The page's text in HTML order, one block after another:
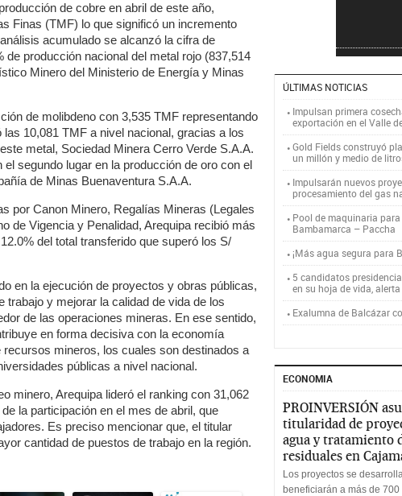
de cobre en abril de este año,
Finas (TMF) lo que significó un incremento
acumulado se alcanzó la cifra de
de producción nacional del metal rojo (837,514
Minero del Ministerio de Energía y Minas
de molibdeno con 3,535 TMF representando
10,081 TMF a nivel nacional, gracias a los
metal, Sociedad Minera Cerro Verde S.A.A.
segundo lugar en la producción de oro con el
de Minas Buenaventura S.A.A.
por Canon Minero, Regalías Mineras (Legales
de Vigencia y Penalidad, Arequipa recibió más
del total transferido que superó los S/
en la ejecución de proyectos y obras públicas,
trabajo y mejorar la calidad de vida de los
de las operaciones mineras. En ese sentido,
en forma decisiva con la economía
mineros, los cuales son destinados a
públicas a nivel nacional.
minero, Arequipa lideró el ranking con 31,062
la participación en el mes de abril, que
Es preciso mencionar que, el titular
cantidad de puestos de trabajo en la región.
ÚLTIMAS NOTICIAS
Impulsan primera
exportación en el Valle
Gold Fields construyó
un millón y medio de
Impulsarán nuevos
procesamiento del gas
Pool de maquinaria
Bambamarca – Paccha
¡Más agua segura para
5 candidatos
en su hoja de vida, alerta
Exalumna de Balcázar
ECONOMIA
PROINVERSIÓN
titularidad de
agua y tratamiento
residuales en
Los proyectos se
beneficiarán a más de